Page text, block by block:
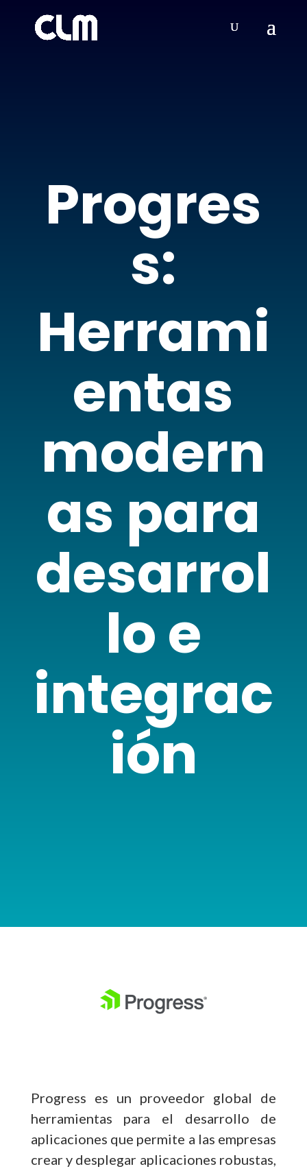
Progres
s:
Herrami
entas
modern
as para
desarrol
lo e
integrac
ión
Progress es un proveedor global de
herramientas para el desarrollo de
aplicaciones que permite a las empresas
crear y desplegar aplicaciones robustas,